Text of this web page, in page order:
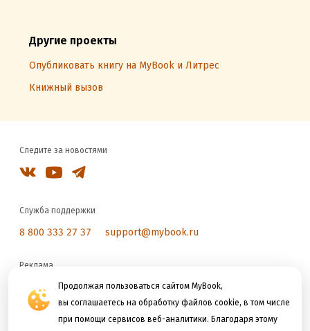
Продолжая пользоваться сайтом MyBook,
вы соглашаетесь на обработку файлов cookie, в том числе
при помощи сервисов веб-аналитики. Благодаря этому
Другие проекты
Опубликовать книгу на MyBook и Литрес
Книжный вызов
Следите за новостями
Служба поддержки
8 800 333 27 37 support@mybook.ru
Реклама
reklama@litres.ru
Мы принимаем к оплате